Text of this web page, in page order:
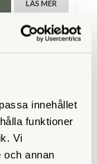
innehållet
funktioner
Vi
och annan
LÄS MER